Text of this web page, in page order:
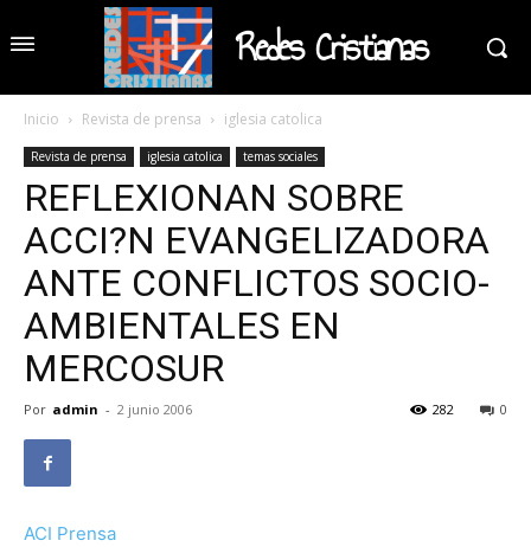
Redes Cristianas
Inicio Revista de prensa iglesia catolica
Revista de prensa iglesia catolica temas sociales
REFLEXIONAN SOBRE
ACCI?N EVANGELIZADORA
ANTE CONFLICTOS SOCIO-
AMBIENTALES EN
MERCOSUR
Por admin - 2 junio 2006 0
282
ACI Prensa